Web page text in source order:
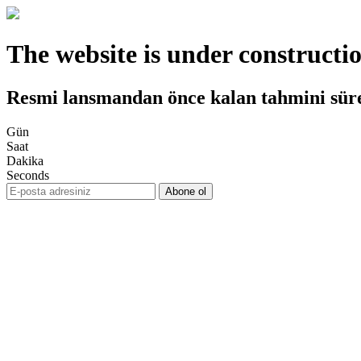
The website is under
Resmi lansmandan önce kalan tahmini
Gün
Saat
Dakika
Seconds